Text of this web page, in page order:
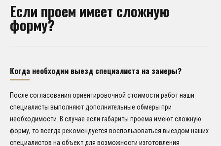
Если проем имеет сложную
форму?
Когда необходим выезд специалиста на замеры?
После согласования ориентировочной стоимости работ наши
специалисты выполняют дополнительные обмеры при
необходимости. В случае если габариты проема имеют сложную
форму, то всегда рекомендуется воспользоваться выездом наших
специалистов на объект для возможности изготовления